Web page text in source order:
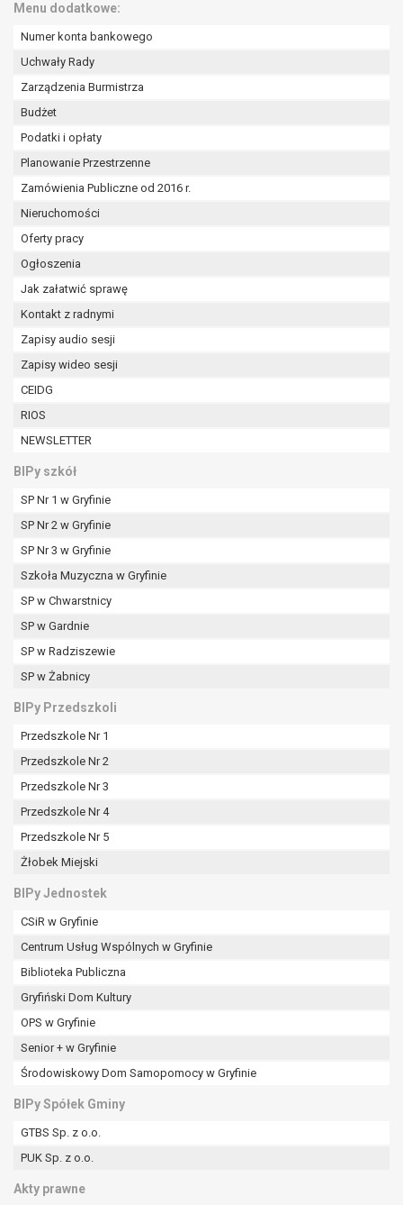
Menu dodatkowe:
Numer konta bankowego
Uchwały Rady
Zarządzenia Burmistrza
Budżet
Podatki i opłaty
Planowanie Przestrzenne
Zamówienia Publiczne od 2016 r.
Nieruchomości
Oferty pracy
Ogłoszenia
Jak załatwić sprawę
Kontakt z radnymi
Zapisy audio sesji
Zapisy wideo sesji
CEIDG
RIOS
NEWSLETTER
BIPy szkół
SP Nr 1 w Gryfinie
SP Nr 2 w Gryfinie
SP Nr 3 w Gryfinie
Szkoła Muzyczna w Gryfinie
SP w Chwarstnicy
SP w Gardnie
SP w Radziszewie
SP w Żabnicy
BIPy Przedszkoli
Przedszkole Nr 1
Przedszkole Nr 2
Przedszkole Nr 3
Przedszkole Nr 4
Przedszkole Nr 5
Żłobek Miejski
BIPy Jednostek
CSiR w Gryfinie
Centrum Usług Wspólnych w Gryfinie
Biblioteka Publiczna
Gryfiński Dom Kultury
OPS w Gryfinie
Senior + w Gryfinie
Środowiskowy Dom Samopomocy w Gryfinie
BIPy Spółek Gminy
GTBS Sp. z o.o.
PUK Sp. z o.o.
Akty prawne
sprawowania władzy publicznej
lub przez stronę trzecią.
nadrzędnych wobec interesów, praw i
wolności osoby, której dane dotyczą, lub
podstaw do ustalenia, dochodzenia lub
obrony roszczeń.
na przetwarzanie danych osobowych (art. 6 ust. 1
lit a RODO), przysługuje Pani/Panu prawo do
Cofnięcie to nie ma wpływu na zgodność
przetwarzania, którego dokonano na podstawie
zgody przed jej cofnięciem.
organu nadzorczego na niezgodne z prawem
przetwarzanie Pani/Pana danych osobowych
przez administratora.
Organem właściwym do wniesienia skargi jest
W zależności od sfery, w której przetwarzane są
dane osobowe, podanie danych osobowych jest
umownym.
Pani/Pana dane nie będą poddawane
zautomatyzowanemu podejmowaniu decyzji, w